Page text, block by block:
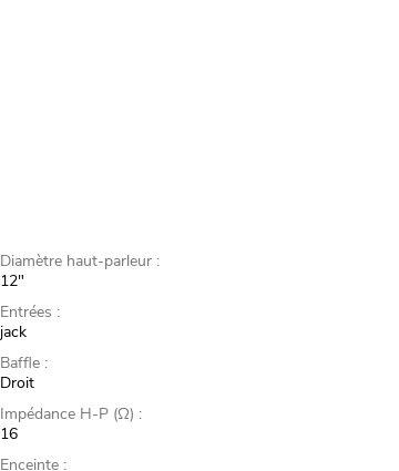
Diamètre haut-parleur :
12"
Entrées :
jack
Baffle :
Droit
Impédance H-P (Ω) :
16
Enceinte :